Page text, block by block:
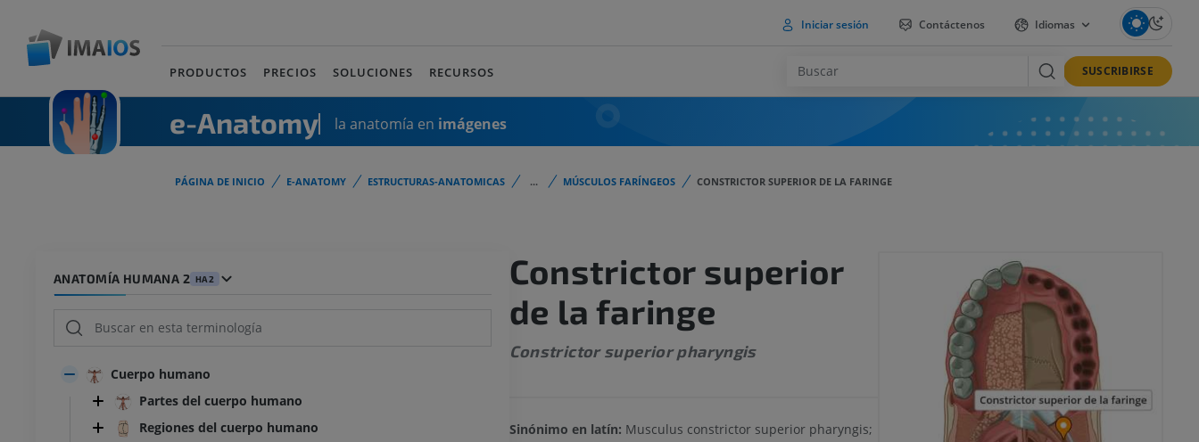
Iniciar sesión Contáctenos Idiomas
PRODUCTOS PRECIOS SOLUCIONES RECURSOS SUSCRIBIRSE
e-Anatomy la anatomía en imágenes
PÁGINA DE INICIO E-ANATOMY ESTRUCTURAS-ANATOMICAS ... MÚSCULOS FARÍNGEOS CONSTRICTOR SUPERIOR DE LA FARINGE
ANATOMÍA HUMANA 2 HA2
Cuerpo humano
Partes del cuerpo humano
Regiones del cuerpo humano
Constrictor superior
de la faringe
Constrictor superior pharyngis
Sinónimo en latín: Musculus constrictor superior pharyngis;